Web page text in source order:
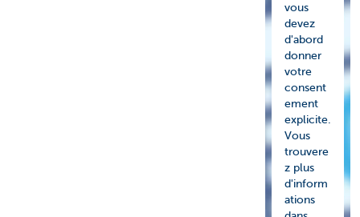
vous
devez
d'abord
donner
votre
consent
ement
explicite.
Vous
trouvere
z plus
d'inform
ations